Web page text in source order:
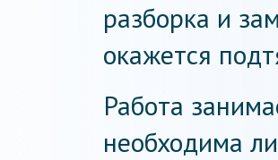
разборка и
окажется
Работа
необходима